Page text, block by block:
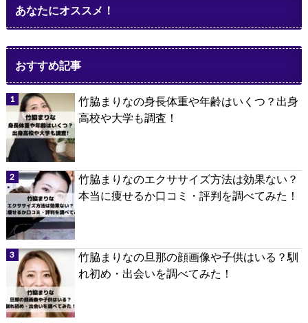
あなたにオススメ！
おすすめ記事
竹脇まりなの身長体重や年齢はいくつ？出身
高校や大学も調査！
竹脇まりなのエクササイズ方法は効果ない？
本当に痩せるか口コミ・評判を調べてみた！
竹脇まりなの旦那の顔画像や子供はいる？馴
れ初め・出会いを調べてみた！